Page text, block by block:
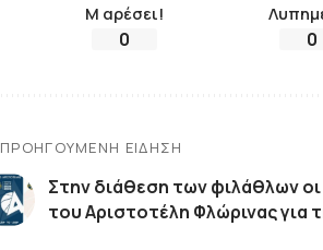
Μ αρέσει!
0 0
ΠΡΟΗΓΟΎΜΕΝΗ ΕΊΔΗΣΗ
Στην διάθεση των φιλάθλων
του Αριστοτέλη Φλώρινας για